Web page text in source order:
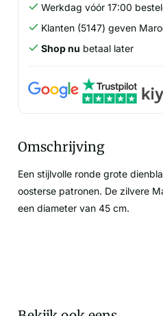
Werkdag vóór 17:00
Klanten (5147) geven
Shop nu betaal later
Omschrijving
Een stijlvolle ronde grote
oosterse patronen. De zilvere
een diameter van 45 cm.